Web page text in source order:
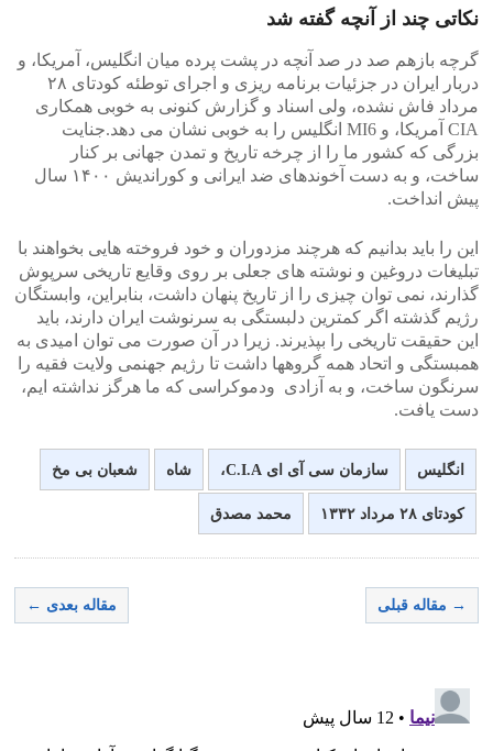
نکاتی چند از آنچه گفته شد
گرچه بازهم صد در صد آنچه در پشت پرده میان انگلیس، آمریکا، و
دربار ایران در جزئیات برنامه ریزی و اجرای توطئه کودتای ۲۸
مرداد فاش نشده، ولی اسناد و گزارش کنونی به خوبی همکاری
CIA آمریکا، و MI6 انگلیس را به خوبی نشان می دهد.جنایت
بزرگی که کشور ما را از چرخه تاریخ و تمدن جهانی بر کنار
ساخت، و به دست آخوندهای ضد ایرانی و کوراندیش ۱۴۰۰ سال
پیش انداخت.
این را باید بدانیم که هرچند مزدوران و خود فروخته هایی بخواهند با
تبلیغات دروغین و نوشته های جعلی بر روی وقایع تاریخی سرپوش
گذارند، نمی توان چیزی را از تاریخ پنهان داشت، بنابراین، وابستگان
رژیم گذشته اگر کمترین دلبستگی به سرنوشت ایران دارند، باید
این حقیقت تاریخی را بپذیرند. زیرا در آن صورت می توان امیدی به
همبستگی و اتحاد همه گروهها داشت تا رژیم جهنمی ولایت فقیه را
سرنگون ساخت، و به آزادی ودموکراسی که ما هرگز نداشته ایم،
دست یافت.
انگلیس سازمان سی آی ای C‪.‬I‪.‬A، شاه شعبان بی مخ
کودتای ۲۸ مرداد ۱۳۳۲ محمد مصدق
→ مقاله قبلی مقاله بعدی ←